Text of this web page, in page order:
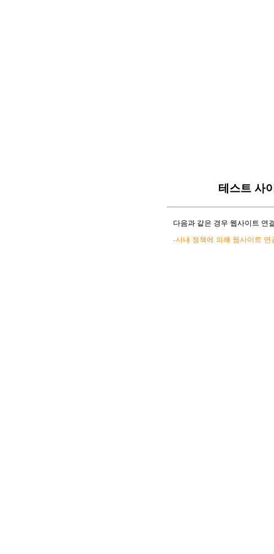
테스트 사
다음과 같은 경우 웹사이트 연
-사내 정책에 의해 웹사이트